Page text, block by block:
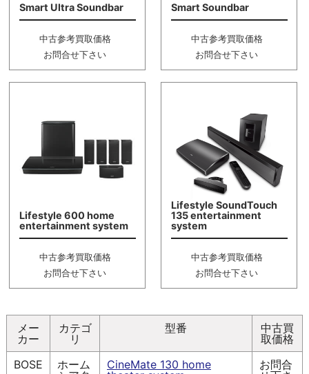
Smart Ultra Soundbar
中古参考買取価格
お問合せ下さい
Smart Soundbar
中古参考買取価格
お問合せ下さい
Lifestyle 600 home
entertainment system
中古参考買取価格
お問合せ下さい
Lifestyle SoundTouch
135 entertainment
system
中古参考買取価格
お問合せ下さい
メー
カー
カテゴ
リ
型番
中古買
取価格
BOSE
ホーム
CineMate 130 home
お問合